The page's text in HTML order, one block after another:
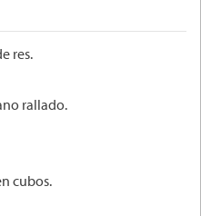
res.
rallado.
cubos.